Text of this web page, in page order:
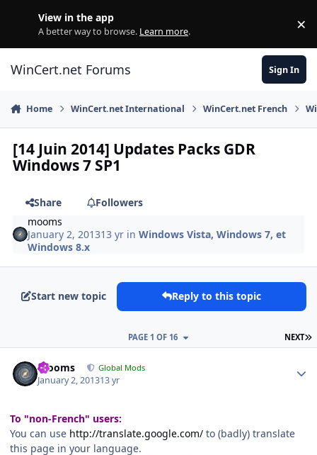
View in the app
A better way to browse. Learn more. ×
WinCert.net Forums Sign In
Home WinCert.net International WinCert.net French
[14 Juin 2014] Updates Packs GDR
Windows 7 SP1
Share
Followers
mooms
January 2, 201313 yr inWindows Vista, Windows 7, et
Windows 8.x
Start new topic Reply to this topic
NEXT
PAGE 1 OF 16
mooms Global Mods
January 2, 201313 yr
To "non-French" users:
You can use http://translate.google.com/ to (badly) translate
this page in your language.